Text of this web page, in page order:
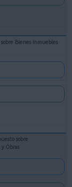
Bienes Inmuebles
sobre
Obras